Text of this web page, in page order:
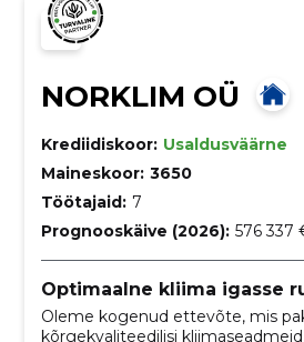
NORKLIM OÜ
Krediidiskoor: Usaldusväärne
Maineskoor: 3650
Töötajaid: 7
Prognooskäive (2026): 576 337
Optimaalne kliima igasse
Oleme kogenud ettevõte, mis
kõrgekvaliteedilisi